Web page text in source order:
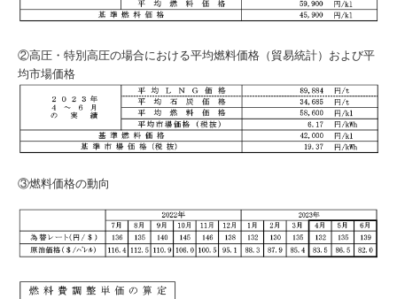
②高圧・特別高圧の場合における平均燃料価格（貿易統計）および平
均市場価格
③燃料価格の動向